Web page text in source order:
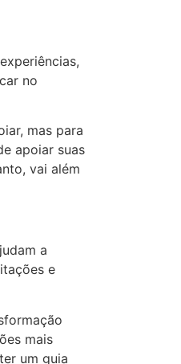
no
mas para
apoiar suas
vai além
a
e
mais
um guia